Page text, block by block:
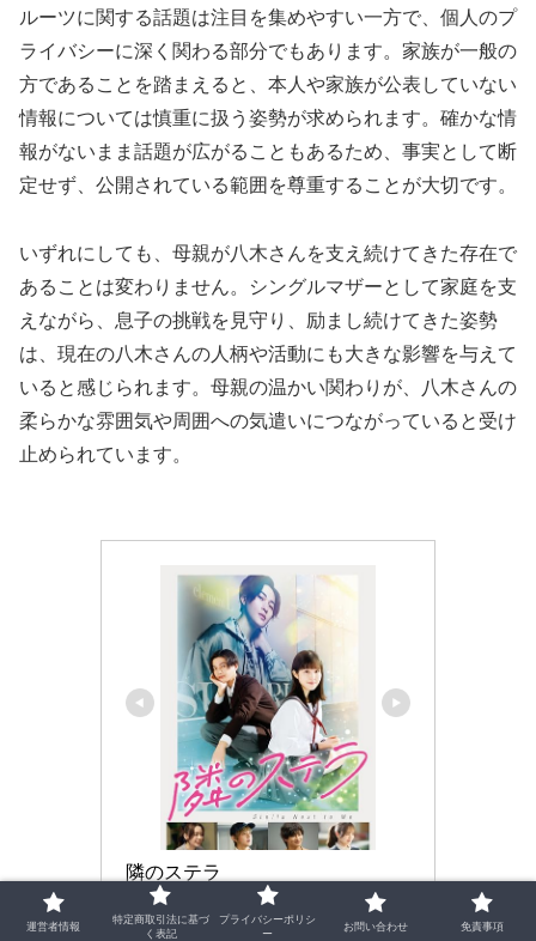
ルーツに関する話題は注目を集めやすい一方で、個人のプ
ライバシーに深く関わる部分でもあります。家族が一般の
方であることを踏まえると、本人や家族が公表していない
情報については慎重に扱う姿勢が求められます。確かな情
報がないまま話題が広がることもあるため、事実として断
定せず、公開されている範囲を尊重することが大切です。
いずれにしても、母親が八木さんを支え続けてきた存在で
あることは変わりません。シングルマザーとして家庭を支
えながら、息子の挑戦を見守り、励まし続けてきた姿勢
は、現在の八木さんの人柄や活動にも大きな影響を与えて
いると感じられます。母親の温かい関わりが、八木さんの
柔らかな雰囲気や周囲への気遣いにつながっていると受け
止められています。
隣のステラ
Amazonで見る
運営者情報
特定商取引法に基づ
く表記
プライバシーポリシ
ー
お問い合わせ 免責事項